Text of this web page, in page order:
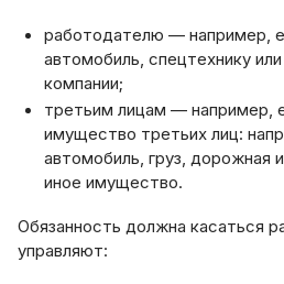
работодателю — например,
автомобиль, спецтехнику
компании;
третьим лицам — например,
имущество третьих лиц:
автомобиль, груз, дорожная
иное имущество.
Обязанность должна касаться
управляют: